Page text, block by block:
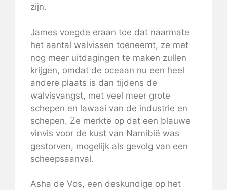
zijn.
James voegde eraan toe dat naarmate
het aantal walvissen toeneemt, ze met
nog meer uitdagingen te maken zullen
krijgen, omdat de oceaan nu een heel
andere plaats is dan tijdens de
walvisvangst, met veel meer grote
schepen en lawaai van de industrie en
schepen. Ze merkte op dat een blauwe
vinvis voor de kust van Namibië was
gestorven, mogelijk als gevolg van een
scheepsaanval.
Asha de Vos, een deskundige op het